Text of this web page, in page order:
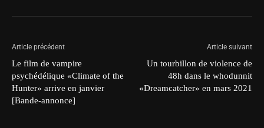
Article précédent
Le film de vampire
psychédélique «Climate of the
Hunter» arrive en janvier
[Bande-annonce]
Article suivant
Un tourbillon de violence de
48h dans le whodunnit
«Dreamcatcher» en mars 2021